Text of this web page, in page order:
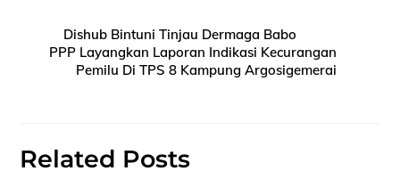
Dishub Bintuni Tinjau Dermaga Babo
PPP Layangkan Laporan Indikasi Kecurangan
Pemilu Di TPS 8 Kampung Argosigemerai
Related Posts